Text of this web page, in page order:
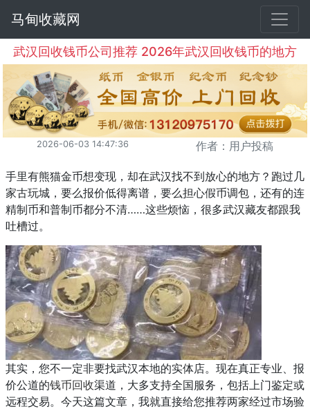
马甸收藏网
武汉回收钱币公司推荐 2026年武汉回收钱币的地方
2026-06-03 14:47:36 作者：用户投稿
手里有熊猫金币想变现，却在武汉找不到放心的地方？跑过几
家古玩城，要么报价低得离谱，要么担心假币调包，还有的连
精制币和普制币都分不清……这些烦恼，很多武汉藏友都跟我
吐槽过。
其实，您不一定非要找武汉本地的实体店。现在真正专业、报
价公道的钱币回收渠道，大多支持全国服务，包括上门鉴定或
远程交易。今天这篇文章，我就直接给您推荐两家经过市场验